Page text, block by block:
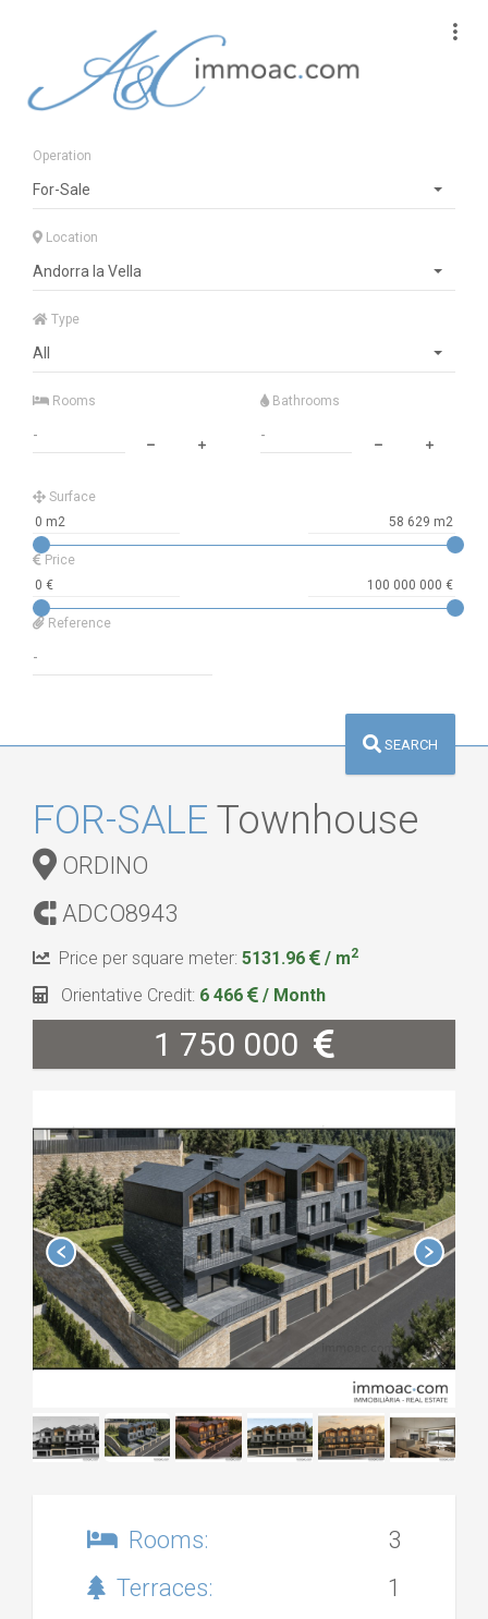
Operation
For-Sale
Location
Andorra la Vella
Type
All
Rooms Bathrooms
Surface
Price
Reference
SEARCH
FOR-SALE Townhouse
ORDINO
ADCO8943
Price per square meter: 5131.96 / m2
Orientative Credit: 6 466 / Month
1 750 000
Rooms:
3
Terraces:
1